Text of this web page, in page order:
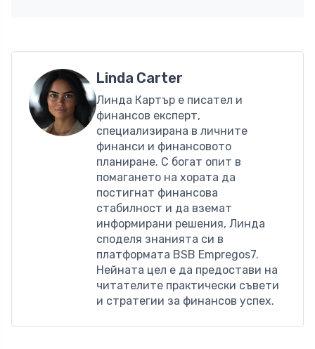
Linda Carter
Линда Картър е писател и
финансов експерт,
специализирана в личните
финанси и финансовото
планиране. С богат опит в
помагането на хората да
постигнат финансова
стабилност и да вземат
информирани решения, Линда
споделя знанията си в
платформата BSB Empregos7.
Нейната цел е да предостави на
читателите практически съвети
и стратегии за финансов успех.